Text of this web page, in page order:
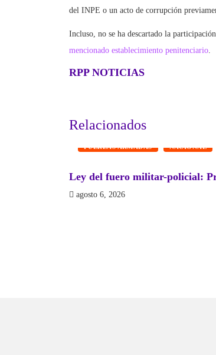
del INPE o un acto de corrupción
Incluso, no se ha descartado la
mencionado establecimiento penitenciario.
RPP NOTICIAS
Relacionados
FUERZAS ARMADAS NACIONAL
Ley del fuero militar-policial:
agosto 6, 2026